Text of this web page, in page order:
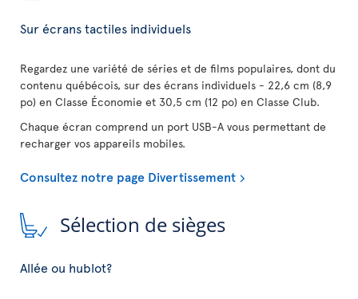
Sur écrans tactiles individuels
Regardez une variété de séries et de films populaires, dont du
contenu québécois, sur des écrans individuels - 22,6 cm (8,9
po) en Classe Économie et 30,5 cm (12 po) en Classe Club.
Chaque écran comprend un port USB-A vous permettant de
recharger vos appareils mobiles.
Consultez notre page Divertissement
Sélection de sièges
Allée ou hublot?